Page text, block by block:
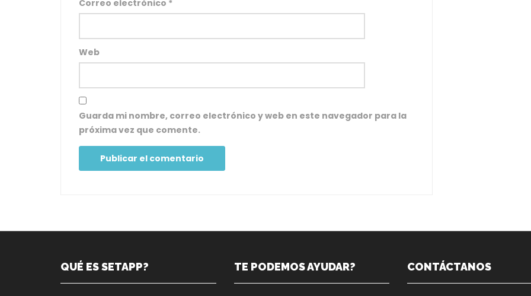
Correo electrónico *
Web
Guarda mi nombre, correo electrónico y web en este navegador para la
próxima vez que comente.
QUÉ ES SETAPP? TE PODEMOS AYUDAR? CONTÁCTANOS